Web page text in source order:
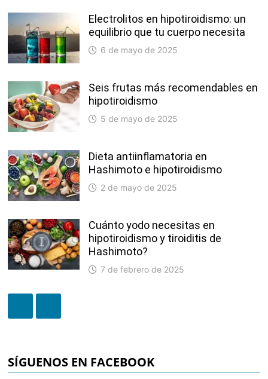
Electrolitos en hipotiroidismo: un
equilibrio que tu cuerpo necesita
6 de mayo de 2025
Seis frutas más recomendables en
hipotiroidismo
5 de mayo de 2025
Dieta antiinflamatoria en
Hashimoto e hipotiroidismo
2 de mayo de 2025
Cuánto yodo necesitas en
hipotiroidismo y tiroiditis de
Hashimoto?
7 de febrero de 2025
SÍGUENOS EN FACEBOOK